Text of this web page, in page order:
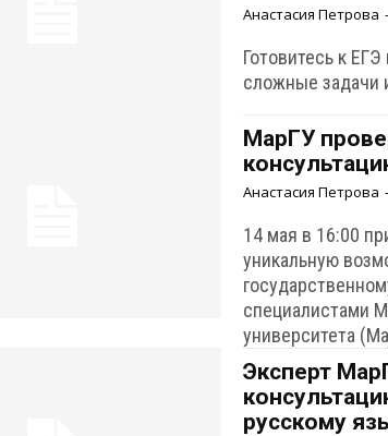
Анастасия Петрова -
Готовитесь к
сложные задачи
МарГУ
Анастасия Петрова -
14 мая в 16:00
уникальную
специалистами
университета
Эксперт
русскому